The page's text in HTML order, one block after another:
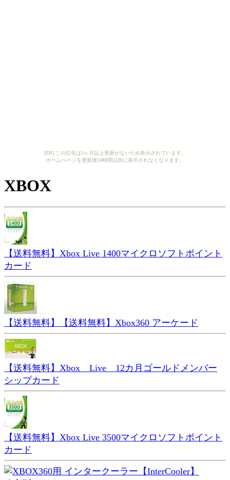
[PR] この広告は3ヶ月以上更新がないため表示されています。
ホームページを更新後24時間以内に表示されなくなります。
XBOX
【送料無料】Xbox Live 1400マイクロソフトポイント
カード
【送料無料】【送料無料】Xbox360 アーケード
【送料無料】Xbox Live 12カ月ゴールドメンバー
シップカード
【送料無料】Xbox Live 3500マイクロソフトポイント
カード